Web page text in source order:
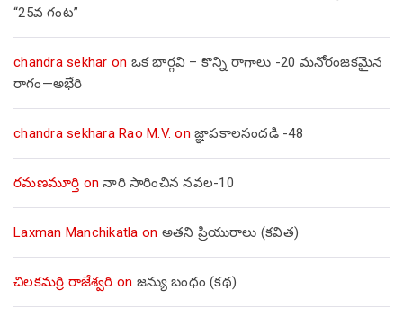
“25వ గంట”
chandra sekhar on ఒక భార్గవి – కొన్ని రాగాలు -20 మనోరంజకమైన
రాగం—అభేరి
chandra sekhara Rao M.V. on జ్ఞాపకాలసందడి -48
రమణమూర్తి onనారి సారించిన నవల-10
Laxman Manchikatla on అతని ప్రియురాలు (కవిత)
చిలకమర్రి రాజేశ్వరి on జన్యు బంధం (కథ)